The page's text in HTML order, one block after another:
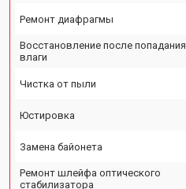
Ремонт диафрагмы
Восстановление после попадания
влаги
Чистка от пыли
Юстировка
Замена байонета
Ремонт шлейфа оптического
стабилизатора